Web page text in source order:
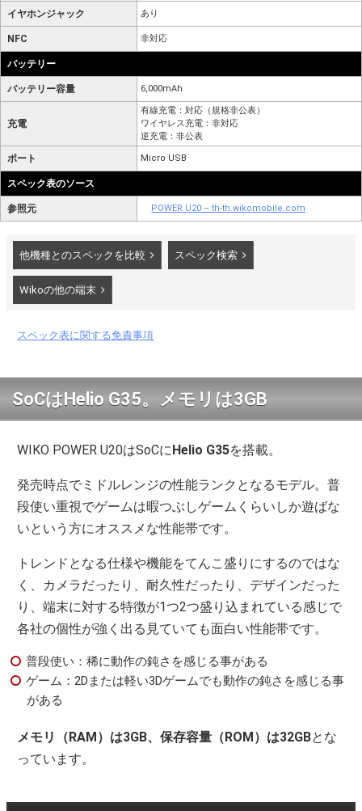
イヤホンジャック あり
NFC 非対応
バッテリー
バッテリー容量 6,000mAh
充電
有線充電：対応（規格非公表）
ワイヤレス充電：非対応
逆充電：非公表
ポート Micro USB
スペック表のソース
参照元 POWER U20 – th-th.wikomobile.com
他機種とのスペックを比較 スペック検索
Wikoの他の端末
スペック表に関する免責事項
SoCはHelio G35。メモリは3GB
WIKO POWER U20はSoCに Helio G35を搭載。
発売時点でミドルレンジの性能ランクとなるモデル。普
段使い重視でゲームは暇つぶしゲームくらいしか遊ばな
いという方にオススメな性能帯です。
トレンドとなる仕様や機能をてんこ盛りにするのではな
く、カメラだったり、耐久性だったり、デザインだった
り、端末に対する特徴が1つ2つ盛り込まれている感じで
各社の個性が強く出る見ていても面白い性能帯です。
普段使い：稀に動作の鈍さを感じる事がある
ゲーム：2Dまたは軽い3Dゲームでも動作の鈍さを感じる事
がある
メモリ（RAM）は3GB、保存容量（ROM）は32GBとな
っています。